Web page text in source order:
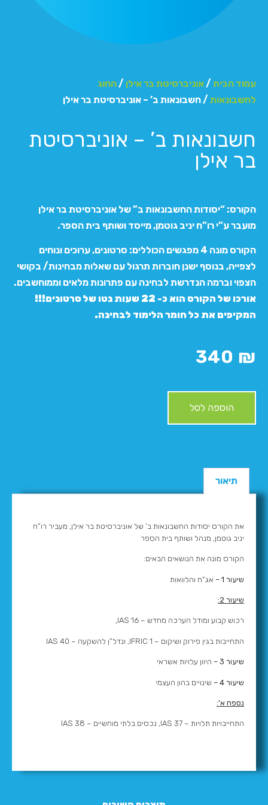
עמוד הבית /אוניברסיטת בר אילן /החוג
לחשבונאות / חשבונאות ב’ – אוניברסיטת בר אילן
חשבונאות ב’ – אוניברסיטת
בר אילן
הקורס: “יסודות החשבונאות ב” של אוניברסיטת בר אילן
מועבר ע”י רו”ח יניב גוטמן, מייסד ושותף בית הספר.
הקורס מונה 4 מפגשים הכוללים: סרטונים, ערוכים ונוחים
לצפייה, בנוסף ישנן חוברות תרגול עם שאלות מבחינות/ בקושי
הצפוי וברמה הנדרשת לבחינה עם פתרונות מלאים וממוחשבים.
אורכו של הקורס הוא כ- 22 שעות נטו של סרטונים!!!
המקיפים את כל חומר הלימוד לבחינה.
340 ₪
הוספה לסל
תיאור
את הקורס יסודות החשבונאות ב’ של אוניברסיטת בר אילן, מעביר רו”ח
יניב גוטמן, מנהל ושותף בית הספר
הקורס מונה את הנושאים הבאים:
שיעור 1 – אג”ח והלוואות
שיעור 2:
רכוש קבוע ומודל הערכה מחדש – IAS 16,
התחייבות בגין פירוק ושיקום – IFRIC 1, ונדל”ן להשקעה – IAS 40
שיעור 3 – היוון עלויות אשראי
שיעור 4 – שינויים בהון העצמי
נספח א’:
התחייבויות תלויות – IAS 37, נכסים בלתי מוחשיים – IAS 38